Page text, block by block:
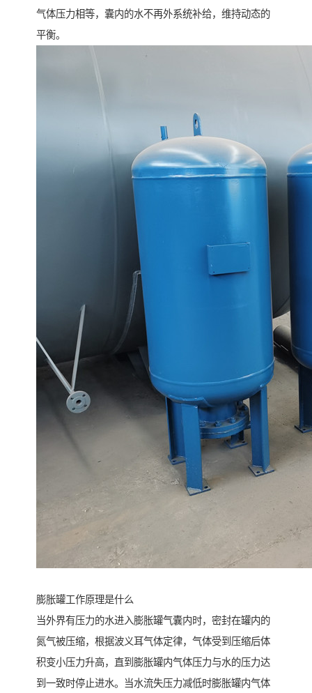
气体压力相等，囊内的水不再外系统补给，维持动态的
平衡。
膨胀罐工作原理是什么
当外界有压力的水进入膨胀罐气囊内时，密封在罐内的
氮气被压缩，根据波义耳气体定律，气体受到压缩后体
积变小压力升高，直到膨胀罐内气体压力与水的压力达
到一致时停止进水。当水流失压力减低时膨胀罐内气体